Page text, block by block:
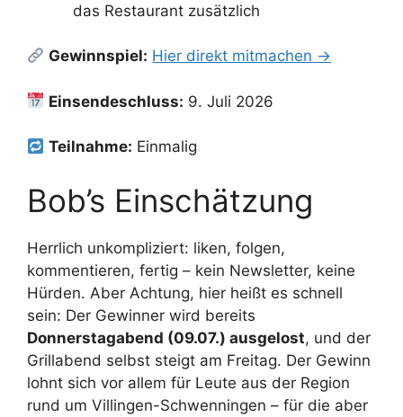
das Restaurant zusätzlich
Gewinnspiel: Hier direkt mitmachen →
Einsendeschluss: 9. Juli 2026
Teilnahme: Einmalig
Bob’s Einschätzung
Herrlich unkompliziert: liken, folgen,
kommentieren, fertig – kein Newsletter, keine
Hürden. Aber Achtung, hier heißt es schnell
sein: Der Gewinner wird bereits
Donnerstagabend (09.07.) ausgelost, und der
Grillabend selbst steigt am Freitag. Der Gewinn
lohnt sich vor allem für Leute aus der Region
rund um Villingen-Schwenningen – für die aber